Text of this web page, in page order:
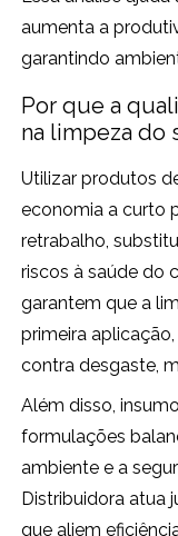
aumenta a
garantindo
Por que a
na limpeza do
Utilizar produtos
economia a curto
retrabalho,
riscos à saúde do
garantem que a
primeira
contra desgaste,
Além disso,
formulações
ambiente e a
Distribuidora atua
que aliem